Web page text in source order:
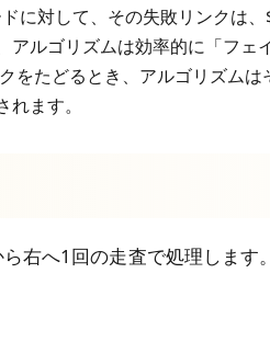
に対して、その失敗リンクは
ルゴリズムは効率的に「フェ
をたどるとき、アルゴリズム
ます。
右へ1回の走査で処理しま